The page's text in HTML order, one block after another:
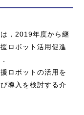
，2019年度から継
ロボット活用促進
ロボットの活用を
導入を検討する介